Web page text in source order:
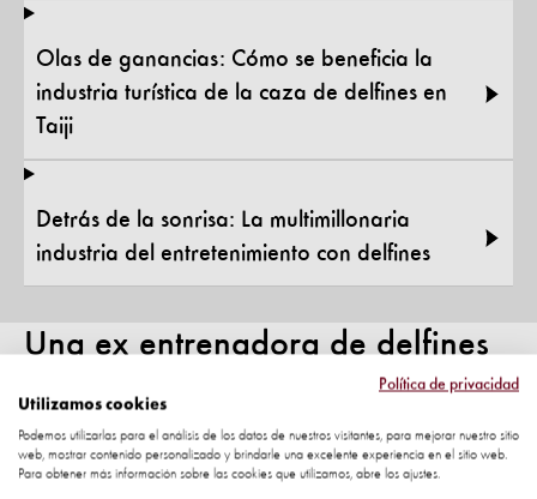
Olas de ganancias: Cómo se beneficia la
industria turística de la caza de delfines en
Taiji
Detrás de la sonrisa: La multimillonaria
industria del entretenimiento con delfines
Una ex entrenadora de delfines
revela la crueldad oculta tras la
industria
Política de privacidad
Utilizamos cookies
Podemos utilizarlas para el análisis de los datos de nuestros visitantes, para mejorar nuestro sitio
web, mostrar contenido personalizado y brindarle una excelente experiencia en el sitio web.
Para obtener más información sobre las cookies que utilizamos, abre los ajustes.